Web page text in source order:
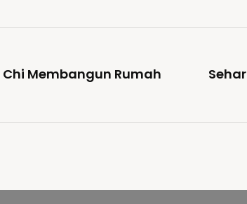
Membangun Rumah